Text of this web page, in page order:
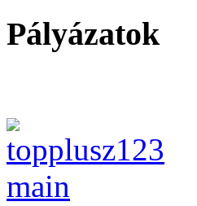
Pályázatok